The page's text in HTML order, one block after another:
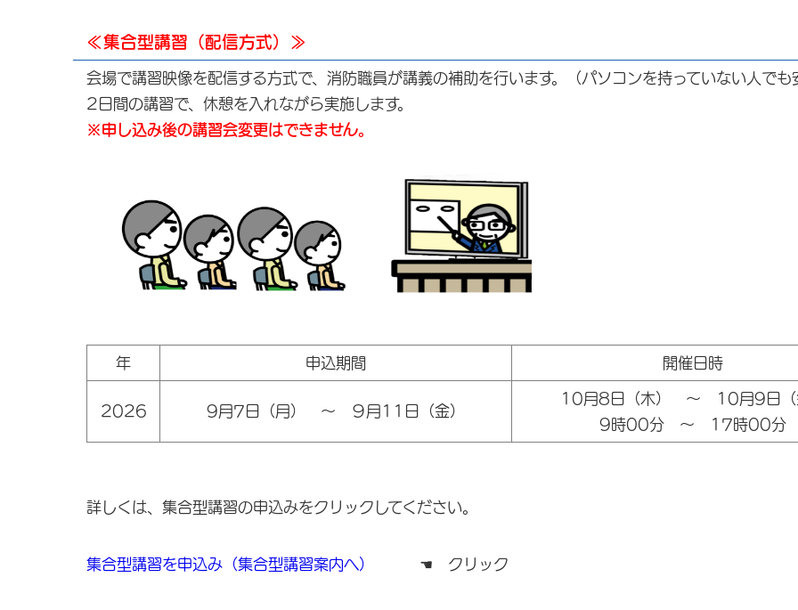
≪集合型講習（配信方式）≫
会場で講習映像を配信する方式で、消防職員が講義の補助を行います。（パソコンを持っていない人でも
2日間の講習で、休憩を入れながら実施します。
※申し込み後の講習会変更はできません。
年 申込期間 開催日時
2026 9月7日（月） ～ ９月11日（金）
10月8日（木） ～ 10月9日（
9時00分 ～ 17時00分
詳しくは、集合型講習の申込みをクリックしてください。
集合型講習を申込み（集合型講習案内へ） ☚ クリック